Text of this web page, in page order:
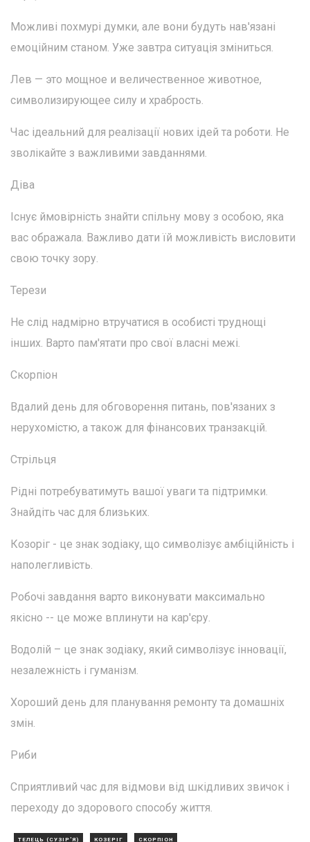
Можливі похмурі думки, але вони будуть нав'язані
емоційним станом. Уже завтра ситуація зміниться.
Лев — это мощное и величественное животное,
символизирующее силу и храбрость.
Час ідеальний для реалізації нових ідей та роботи. Не
зволікайте з важливими завданнями.
Діва
Існує ймовірність знайти спільну мову з особою, яка
вас ображала. Важливо дати їй можливість висловити
свою точку зору.
Терези
Не слід надмірно втручатися в особисті труднощі
інших. Варто пам'ятати про свої власні межі.
Скорпіон
Вдалий день для обговорення питань, пов'язаних з
нерухомістю, а також для фінансових транзакцій.
Стрільця
Рідні потребуватимуть вашої уваги та підтримки.
Знайдіть час для близьких.
Козоріг - це знак зодіаку, що символізує амбіційність і
наполегливість.
Робочі завдання варто виконувати максимально
якісно -- це може вплинути на кар'єру.
Водолій – це знак зодіаку, який символізує інновації,
незалежність і гуманізм.
Хороший день для планування ремонту та домашніх
змін.
Риби
Сприятливий час для відмови від шкідливих звичок і
переходу до здорового способу життя.
ТЕЛЕЦЬ (СУЗІР'Я) КОЗЕРІГ СКОРПІОН